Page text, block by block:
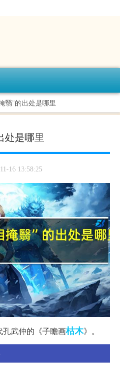
翳”的出处是哪里
处是哪里
16 13:58:25
孔武仲的《子瞻画枯木》。